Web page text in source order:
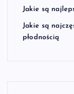
Jakie są
Jakie są
płodnością